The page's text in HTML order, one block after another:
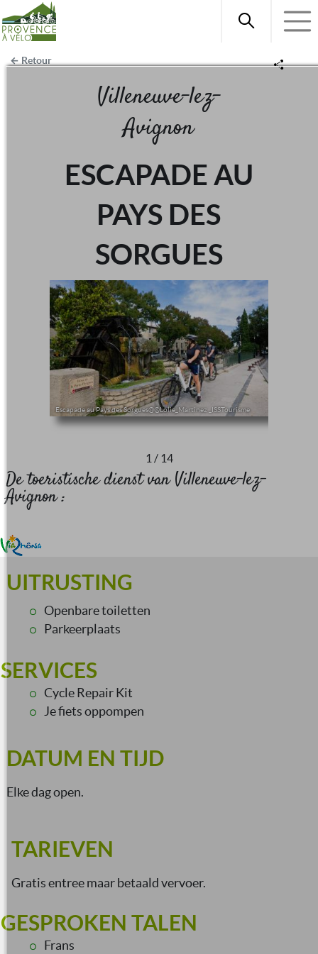
Retour
Villeneuve-lez-
Avignon
ESCAPADE AU
PAYS DES
SORGUES
Escapade au Pays des Sorgues@@Lolie_Martinez _ISSTourisme
1 / 14
De toeristische dienst van Villeneuve-lez-
Avignon :
UITRUSTING
Openbare toiletten
Parkeerplaats
SERVICES
Cycle Repair Kit
Je fiets oppompen
DATUM EN TIJD
Elke dag open.
TARIEVEN
Gratis entree maar betaald vervoer.
GESPROKEN TALEN
Frans